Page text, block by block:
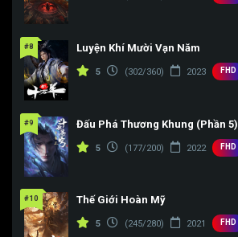
#8 Luyện Khí Mười Vạn Năm
5 (302/360) 2023 FHD
#9 Đấu Phá Thương Khung (Phần 5)
5 (177/200) 2022 FHD
#10 Thế Giới Hoàn Mỹ
5 (245/280) 2021 FHD